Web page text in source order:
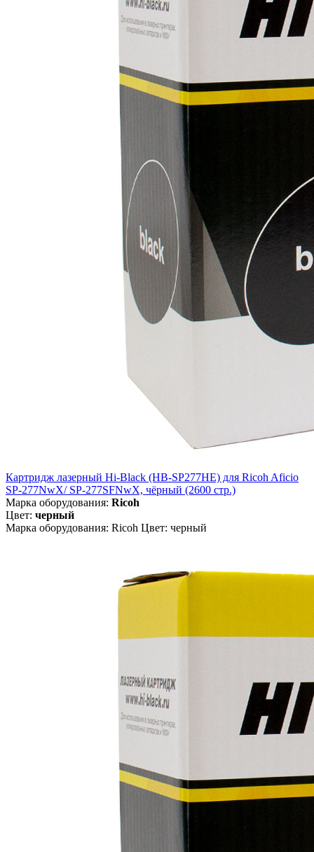
Картридж лазерный Hi-Black (HB-SP277HE) для Ricoh Aficio
SP-277NwX/ SP-277SFNwX, чёрный (2600 стр.)
Марка оборудования: Ricoh
Цвет: черный
Марка оборудования: Ricoh Цвет: черный